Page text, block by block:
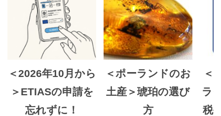
＜2026年10月から
＞ETIASの申請を
忘れずに！
＜ポーランドのお
土産＞琥珀の選び
方
＜
ラ
税